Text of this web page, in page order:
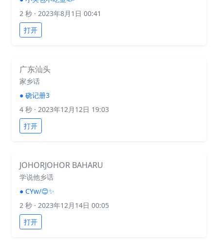
2 秒 · 2023年8月1日 00:41
打开
广东汕头
家乡话
● 硗记册3
4 秒 · 2023年12月12日 19:03
打开
JOHORJOHOR BAHARU
学说他乡话
● CYw/😊✨
2 秒 · 2023年12月14日 00:05
打开